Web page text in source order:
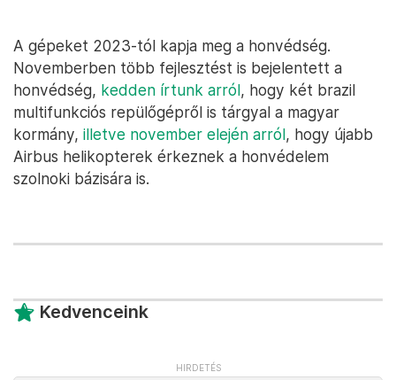
A gépeket 2023-tól kapja meg a honvédség.
Novemberben több fejlesztést is bejelentett a
honvédség, kedden írtunk arról, hogy két brazil
multifunkciós repülőgépről is tárgyal a magyar
kormány, illetve november elején arról, hogy újabb
Airbus helikopterek érkeznek a honvédelem
szolnoki bázisára is.
Kedvenceink